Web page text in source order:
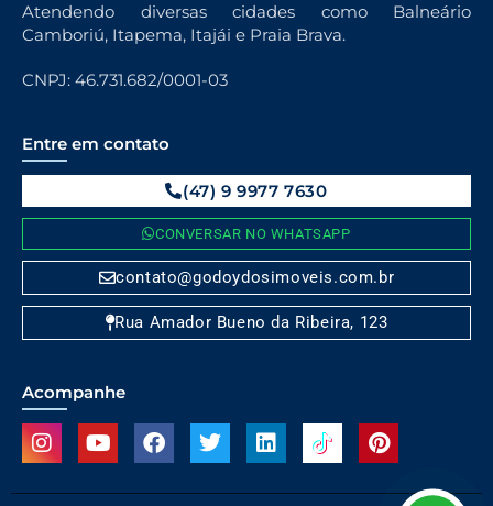
Atendendo diversas cidades como Balneário
Camboriú, Itapema, Itajái e Praia Brava.
CNPJ: 46.731.682/0001-03
Entre em contato
(47) 9 9977 7630
CONVERSAR NO WHATSAPP
contato@godoydosimoveis.com.br
Rua Amador Bueno da Ribeira, 123
Acompanhe